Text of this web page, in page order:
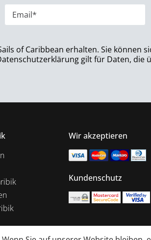
of Caribbean erhalten. Sie können
gilt für Daten,
Wir akzeptieren
Kundenschutz